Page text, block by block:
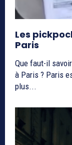
Les
Paris
Que faut-il
à Paris ? Paris
plus...